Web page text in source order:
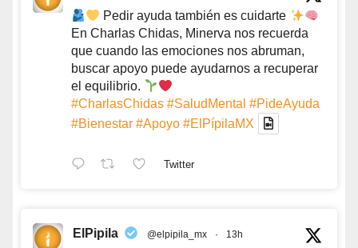
Pedir ayuda también es cuidarte
En Charlas Chidas, Minerva nos recuerda
que cuando las emociones nos abruman,
buscar apoyo puede ayudarnos a recuperar
el equilibrio.
#CharlasChidas #SaludMental #PideAyuda
#Bienestar #Apoyo #ElPípilaMX
Twitter
ElPipila @elpipila_mx · 13h